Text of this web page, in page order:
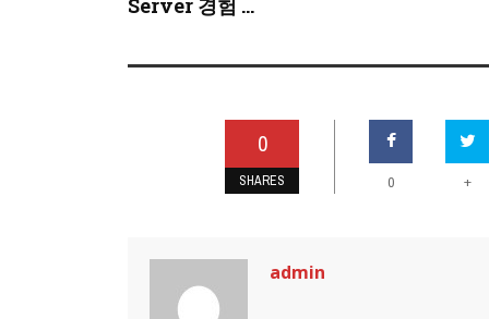
Server 경험 ...
0
SHARES 0 +
admin